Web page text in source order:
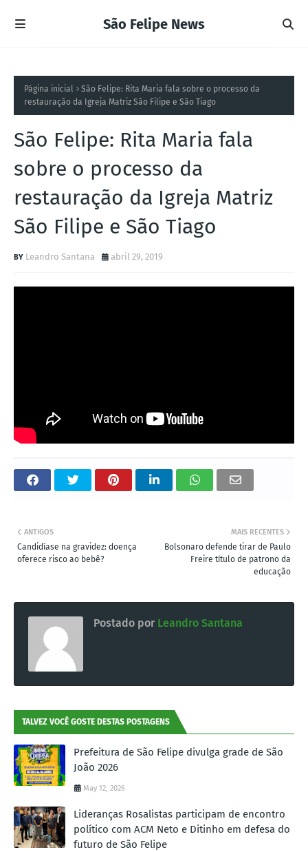
São Felipe News
Página inicial
São Felipe: Rita Maria fala sobre o processo da
restauração da Igreja Matriz São Filipe e São Tiago
São Felipe: Rita Maria fala
sobre o processo da
restauração da Igreja Matriz
São Filipe e São Tiago
Leandro Santana abril 29, 2019
MAIS RECENTES
Bolsonaro defende tirar de Paulo
Freire título de patrono da
educação
ANTIGOS
Candidíase na gravidez: doença
oferece risco ao bebê?
Postado por Leandro Santana
TALVEZ VOCÊ GOSTE DESTAS POSTAGENS
Prefeitura de São Felipe divulga grade de São
João 2026
May 12, 2026
Lideranças Rosalistas participam de encontro
político com ACM Neto e Ditinho em defesa do
futuro de São Felipe